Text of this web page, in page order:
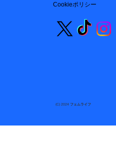
Cookieポリシー
​(C) 2024 フェムライフ